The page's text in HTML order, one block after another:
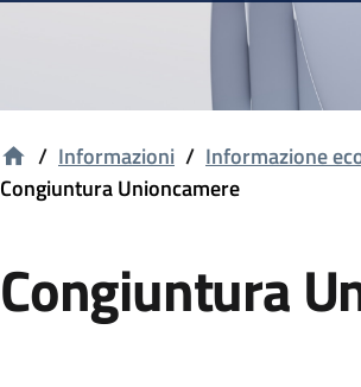
/ Informazioni / Informazione
Congiuntura Unioncamere
Congiuntura